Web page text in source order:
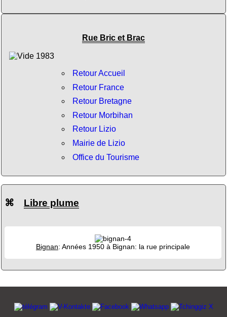
Rue Bric et Brac
Retour Accueil
Retour France
Retour Bretagne
Retour Morbihan
Retour Lizio
Mairie de Lizio
Office du Tourisme
⌘ Libre plume
Bignan: Années 1950 à Bignan: la rue principale